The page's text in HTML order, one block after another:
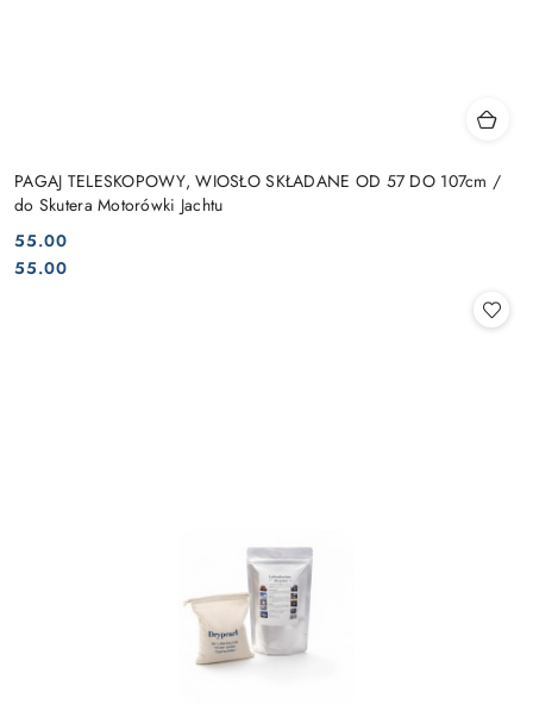
PAGAJ TELESKOPOWY, WIOSŁO SKŁADANE OD 57 DO 107cm /
do Skutera Motorówki Jachtu
Cena:
55.00
Cena:
55.00